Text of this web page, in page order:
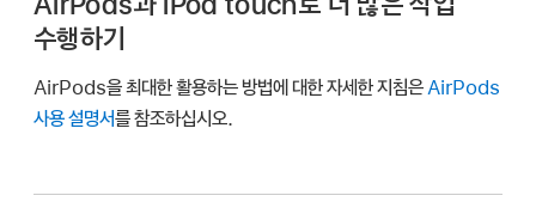
수행하기
AirPods을 최대한 활용하는 방법에 대한 자세한 지침은AirPods
사용 설명서를 참조하십시오.